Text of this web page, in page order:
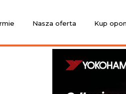
Nasza oferta Kup